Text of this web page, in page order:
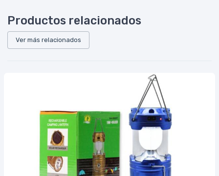
Productos relacionados
Ver más relacionados